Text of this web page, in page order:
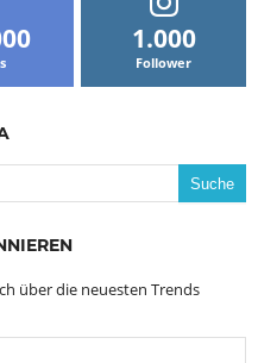
1.000
Follower
über die neuesten Trends